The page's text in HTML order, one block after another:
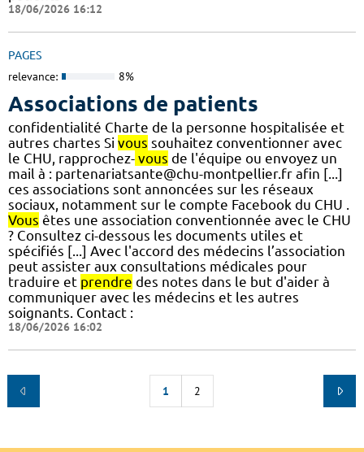
18/06/2026 16:12
PAGES
relevance: 8%
Associations de patients
confidentialité Charte de la personne hospitalisée et
autres chartes Si vous souhaitez conventionner avec
le CHU, rapprochez- vous de l'équipe ou envoyez un
mail à : partenariatsante@chu-montpellier.fr afin [...]
ces associations sont annoncées sur les réseaux
sociaux, notamment sur le compte Facebook du CHU .
Vous êtes une association conventionnée avec le CHU
? Consultez ci-dessous les documents utiles et
spécifiés [...] Avec l'accord des médecins l’association
peut assister aux consultations médicales pour
traduire et prendre des notes dans le but d'aider à
communiquer avec les médecins et les autres
soignants. Contact :
18/06/2026 16:02
1 2